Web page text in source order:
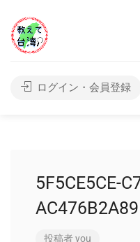
ログイン・会員登録
5F5CE5CE-
投稿者you